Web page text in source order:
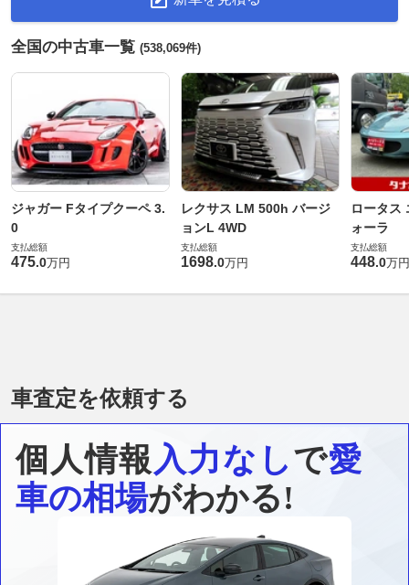
全国の中古車一覧 (538,069件)
ジャガー Fタイプクーペ 3.
0
支払総額
475.0万円
レクサス LM 500h バージ
ョンL 4WD
支払総額
1698.0万円
ロータス
ォーラ
支払総額
448.0万円
車査定を依頼する
個人情報入力なしで愛
車の相場がわかる!